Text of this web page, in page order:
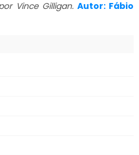
Vince Gilligan. Autor: Fábio